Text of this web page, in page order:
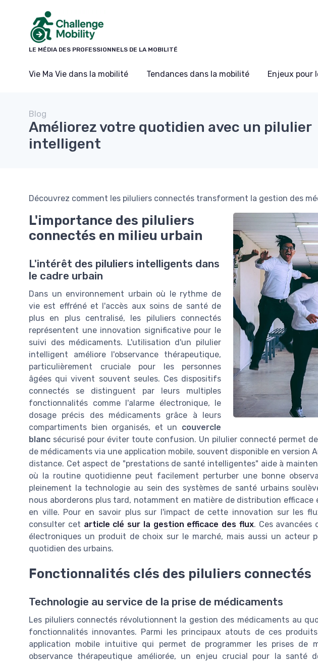
LE MÉDIA DES PROFESSIONNELS DE LA MOBILITÉ
Vie Ma Vie dans la mobilité Tendances dans la mobilité Enjeux pour
Blog
Améliorez votre quotidien avec un pilulier
intelligent
Découvrez comment les piluliers connectés transforment la gestion des
L'importance des piluliers
connectés en milieu urbain
L'intérêt des piluliers intelligents dans
le cadre urbain
Dans un environnement urbain où le rythme de
vie est effréné et l'accès aux soins de santé de
plus en plus centralisé, les piluliers connectés
représentent une innovation significative pour le
suivi des médicaments. L'utilisation d'un pilulier
intelligent améliore l'observance thérapeutique,
particulièrement cruciale pour les personnes
âgées qui vivent souvent seules. Ces dispositifs
connectés se distinguent par leurs multiples
fonctionnalités comme l'alarme électronique, le
dosage précis des médicaments grâce à leurs
compartiments bien organisés, et un couvercle
blanc sécurisé pour éviter toute confusion. Un pilulier connecté permet
de médicaments via une application mobile, souvent disponible en version
distance. Cet aspect de "prestations de santé intelligentes" aide à
où la routine quotidienne peut facilement perturber une bonne
pleinement la technologie au sein des systèmes de santé urbains
nous aborderons plus tard, notamment en matière de distribution
en ville. Pour en savoir plus sur l'impact de cette innovation sur les
consulter cet article clé sur la gestion efficace des flux. Ces avancées
électroniques un produit de choix sur le marché, mais aussi un acteur
quotidien des urbains.
Fonctionnalités clés des piluliers connectés
Technologie au service de la prise de médicaments
Les piluliers connectés révolutionnent la gestion des médicaments au
fonctionnalités innovantes. Parmi les principaux atouts de ces
application mobile intuitive qui permet de programmer les prises de
observance thérapeutique améliorée, un enjeu crucial pour la santé